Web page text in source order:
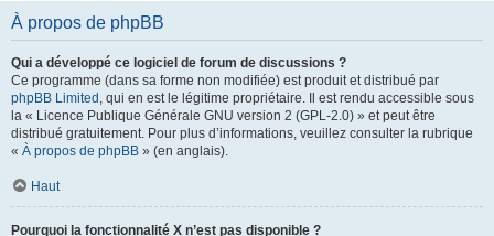
À propos de phpBB
Qui a développé ce logiciel de forum de discussions ?
Ce programme (dans sa forme non modifiée) est produit et distribué par
phpBB Limited , qui en est le légitime propriétaire. Il est rendu accessible sous
la « Licence Publique Générale GNU version 2 (GPL-2.0) » et peut être
distribué gratuitement. Pour plus d’informations, veuillez consulter la rubrique
« À propos de phpBB » (en anglais).
Haut
Pourquoi la fonctionnalité X n’est pas disponible ?